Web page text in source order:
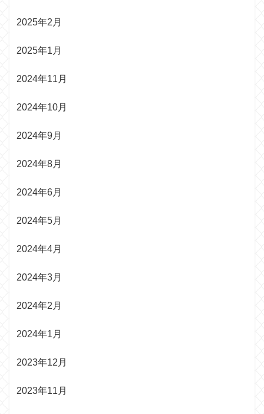
2025年2月
2025年1月
2024年11月
2024年10月
2024年9月
2024年8月
2024年6月
2024年5月
2024年4月
2024年3月
2024年2月
2024年1月
2023年12月
2023年11月